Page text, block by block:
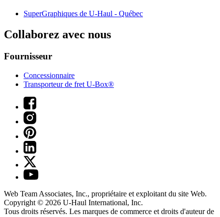
SuperGraphiques de U-Haul - Québec
Collaborez avec nous
Fournisseur
Concessionnaire
Transporteur de fret U-Box®
Web Team Associates, Inc., propriétaire et exploitant du site Web.
Copyright © 2026 U-Haul International, Inc.
Tous droits réservés. Les marques de commerce et droits d'auteur de